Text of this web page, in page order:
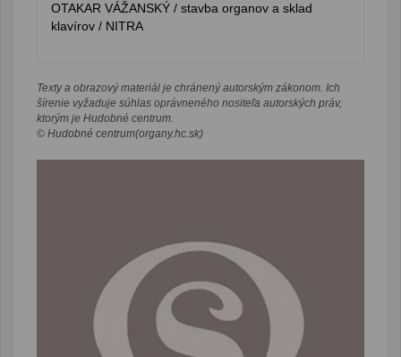
OTAKAR VÁŽANSKÝ / stavba organov a sklad
klavírov / NITRA
Texty a obrazový materiál je chránený autorským zákonom. Ich
šírenie vyžaduje súhlas oprávneného nositeľa autorských práv,
ktorým je Hudobné centrum.
© Hudobné centrum(organy.hc.sk)